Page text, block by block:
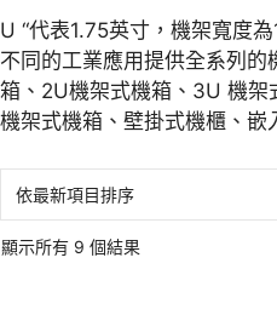
U “代表1.75英寸，機架寬度
不同的工業應用提供全系列
箱、2U機架式機箱、3U 機
機架式機箱、壁掛式機櫃、嵌
顯示所有 9 個結果